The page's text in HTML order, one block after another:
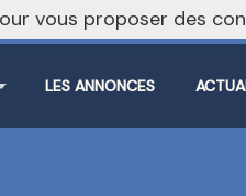
LES ANNONCES
vous proposer des